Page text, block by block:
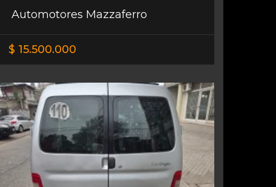
Automotores Mazzaferro
$ 15.500.000